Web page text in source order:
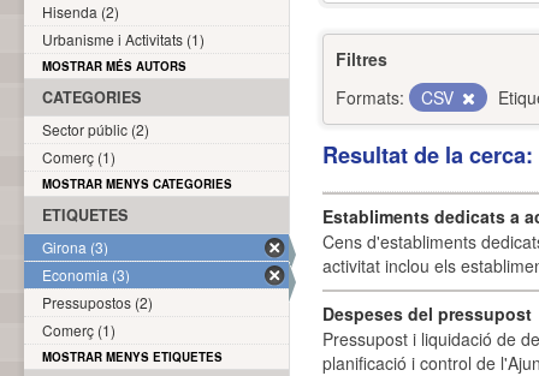
Filtres
Formats:
CSV
Resultat de la
Establiments dedicats a
Cens d'establiments
activitat inclou els
Despeses del pressupost
Pressupost i liquidació de
planificació i control de
Hisenda (2)
Urbanisme i Activitats (1)
MOSTRAR MÉS AUTORS
CATEGORIES
Sector públic (2)
Comerç (1)
MOSTRAR MENYS CATEGORIES
ETIQUETES
Girona (3)
Economia (3)
Pressupostos (2)
Comerç (1)
MOSTRAR MENYS ETIQUETES